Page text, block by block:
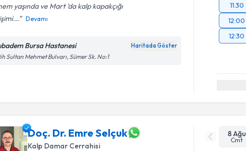
yaşında ve Mart ’da kalp kapakçığı
Devamı
Bursa Hastanesi Haritada Göster
Sultan Mehmet Bulvarı, Sümer Sk. No:1
11:30
12:00
12:30
Doç. Dr. Emre Selçuk
Kalp Damar Cerrahisi
8 Ağu
Cmt